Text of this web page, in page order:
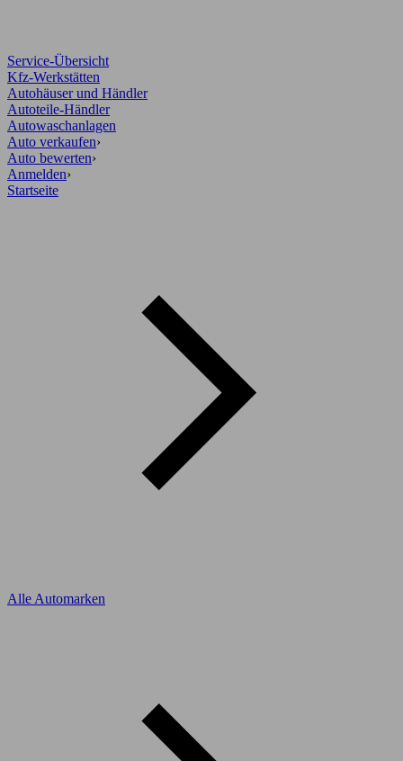
Service-Übersicht
Kfz-Werkstätten
Autohäuser und Händler
Autoteile-Händler
Autowaschanlagen
Auto verkaufen›
Auto bewerten›
Anmelden›
Startseite
Alle Automarken